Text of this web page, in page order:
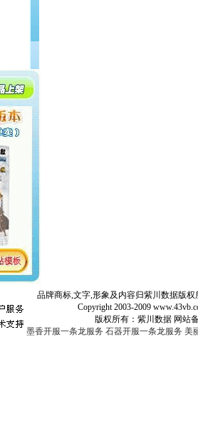
品牌商标,文字,形象及内容归紫川数据版权
Copyright 2003-2009 www.43vb.com
版权所有：紫川数据 网站备案登
墨香开服一条龙服务 石器开服一条龙服务 美